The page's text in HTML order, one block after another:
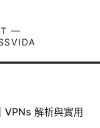
—
VPNs 解析與實用